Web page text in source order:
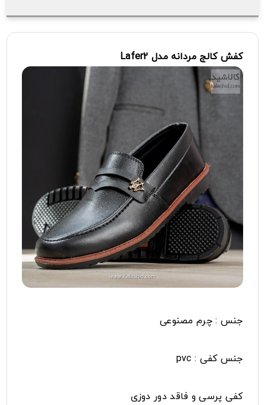
کفش کالج مردانه مدل Lafer2
جنس : چرم مصنوعی
جنس کفی : pvc
کفی پرسی و فاقد دور دوزی